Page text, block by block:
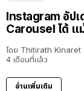
Instagram อัปเ
Carousel ได้ แ
โดย Thitirath Kinaret
4 เดือนที่แล้ว
อ่านเพิ่มเติม